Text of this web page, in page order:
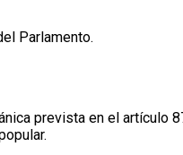
Parlamento.
prevista en el artículo